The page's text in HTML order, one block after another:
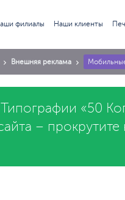
филиалы Наши клиенты
Внешняя реклама
«50
– прокрутите